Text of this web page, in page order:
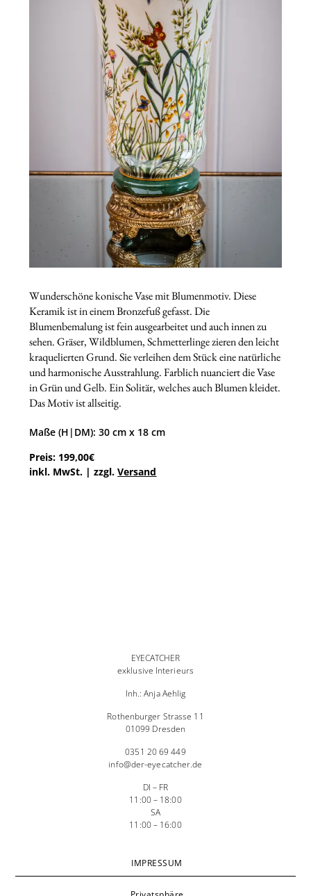
Wunderschöne konische Vase mit Blumenmotiv. Diese
Keramik ist in einem Bronzefuß gefasst. Die
Blumenbemalung ist fein ausgearbeitet und auch innen zu
sehen. Gräser, Wildblumen, Schmetterlinge zieren den leicht
kraquelierten Grund. Sie verleihen dem Stück eine natürliche
und harmonische Ausstrahlung. Farblich nuanciert die Vase
in Grün und Gelb. Ein Solitär, welches auch Blumen kleidet.
Das Motiv ist allseitig.
Maße (H|DM): 30 cm x 18 cm
Preis: 199,00€
inkl. MwSt. | zzgl.Versand
EYECATCHER
exklusive Interieurs
Inh.: Anja Aehlig
Rothenburger Strasse 11
01099 Dresden
0351 20 69 449
info@der-eyecatcher.de
DI – FR
11:00 – 18:00
SA
11:00 – 16:00
IMPRESSUM